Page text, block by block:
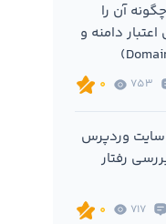
آن را
دامنه و
753
0
سایت وردپرس
رفتار
717
0